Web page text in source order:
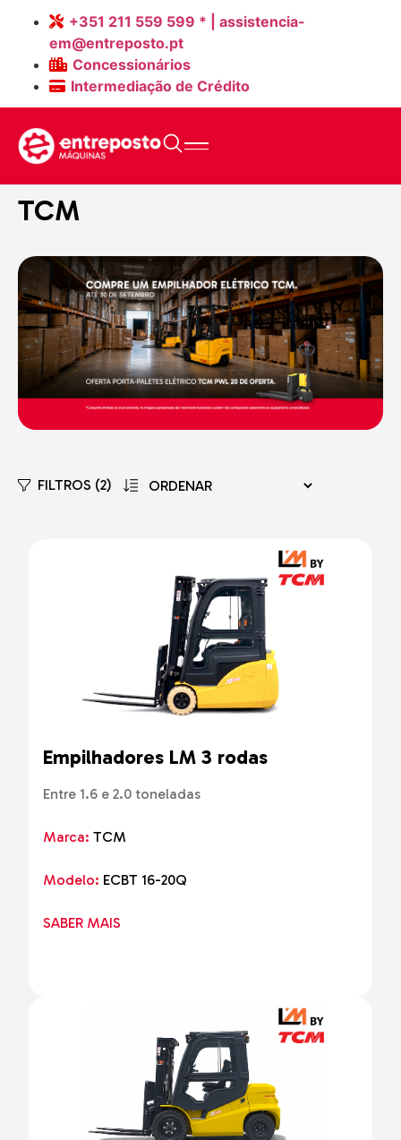
+351 211 559 599 * | assistencia-
em@entreposto.pt
Concessionários
Intermediação de Crédito
Home > Máquinas Novas TCM
TCM
FILTROS (2)
Empilhadores LM 3 rodas
Entre 1.6 e 2.0 toneladas
Marca: TCM
Modelo: ECBT 16-20Q
SABER MAIS